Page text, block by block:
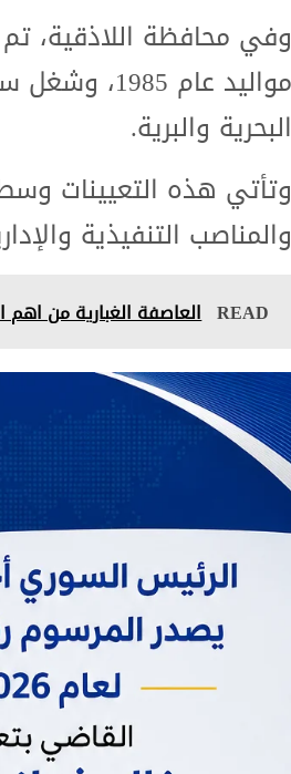
وفي محافظة اللاذقية،
مواليد عام
البحرية والبرية.
وتأتي هذه التعيينات
والمناصب التنفيذية
READ العاصفة الغبارية من